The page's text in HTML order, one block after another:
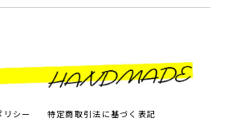
リシー 特定商取引法に基づく表記